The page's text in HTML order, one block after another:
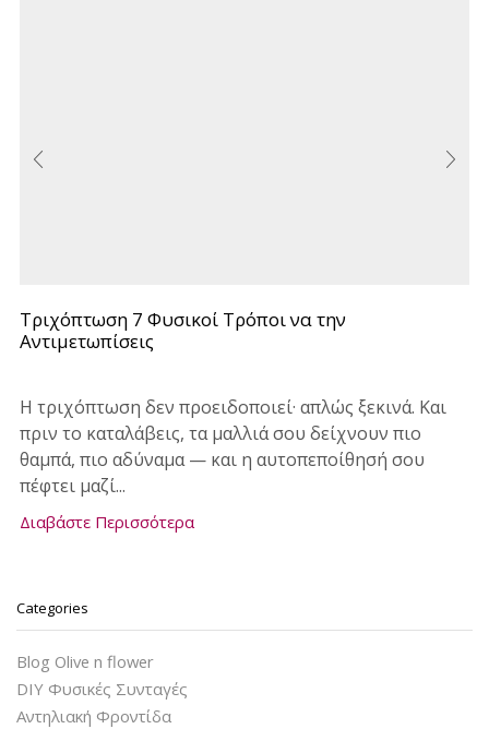
Τριχόπτωση 7 Φυσικοί Τρόποι να την
Αντιμετωπίσεις
Η τριχόπτωση δεν προειδοποιεί· απλώς ξεκινά. Και
πριν το καταλάβεις, τα μαλλιά σου δείχνουν πιο
θαμπά, πιο αδύναμα — και η αυτοπεποίθησή σου
πέφτει μαζί...
Διαβάστε Περισσότερα
Categories
Blog Olive n flower
DIY Φυσικές Συνταγές
Αντηλιακή Φροντίδα